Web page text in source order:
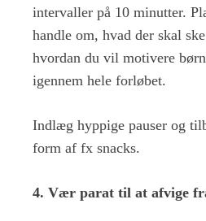
intervaller på 10 minutter.
handle om, hvad der skal
hvordan du vil motivere
igennem hele forløbet.
Indlæg hyppige pauser og
form af fx snacks.
4. Vær parat til at afvige